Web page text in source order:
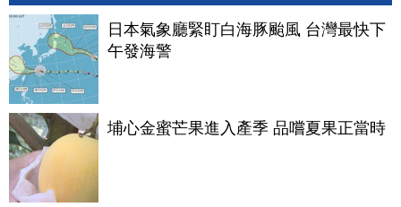
日本氣象廳緊盯白海豚颱風 台灣最快下
午發海警
埔心金蜜芒果進入產季 品嚐夏果正當時